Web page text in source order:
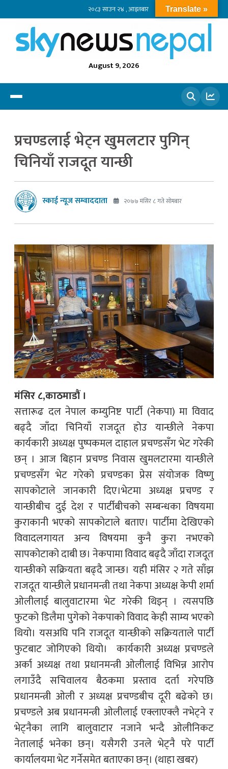
२०८३ साउन २४ , आइतबार
August 9, 2026
प्रचण्डलाई भेट्न खुमलटार पुगिन्
चिनियाँ राजदूत यान्छी
स्काई न्यूज सम्वाददाता २०७७ मंसिर ८ गते सोमबार
मंसिर ८,काठमाडौं ।
सत्तारूढ दल नेपाल कम्युनिष्ट पार्टी (नेकपा) मा विवाद
बढ्दै जाँदा चिनियाँ राजदूत होउ यान्छीले नेकपा
कार्यकारी अध्यक्ष पुष्पकमल दाहाल प्रचण्डसँग भेट गरेकी
छन् । आज बिहान प्रचण्ड निवास खुमलटारमा यान्छीले
प्रचण्डसँग भेट गरेको प्रचण्डका प्रेस संयोजक विष्णु
सापकोटाले जानकारी दिए।भेटमा अध्यक्ष प्रचण्ड र
यान्छीबीच दुई देश र पार्टीबीचको सम्बन्धका विषयमा
कुराकानी भएको सापकोटाले बताए। पार्टीमा देखिएको
विवादलगायत अन्य विषयमा कुनै कुरा नभएको
सापकोटाको दाबी छ। नेकपामा विवाद बढ्दै जाँदा राजदूत
यान्छीको सक्रियता बढ्दै जान्छ। यही मंसिर २ गते साँझ
राजदूत यान्छीले प्रधानमन्त्री तथा नेकपा अध्यक्ष केपी शर्मा
ओलीलाई बालुवाटारमा भेट गरेकी थिइन् । त्यसपछि
फुटको डिलैमा पुगेको नेकपाको विवाद केही साम्य भएको
थियो। यसअघि पनि राजदूत यान्छीको सक्रियताले पार्टी
फुटबाट जोगिएको थियो। कार्यकारी अध्यक्ष प्रचण्डले
अर्का अध्यक्ष तथा प्रधानमन्त्री ओलीलाई विभिन्न आरोप
लगाउँदै सचिवालय बैठकमा प्रस्ताव दर्ता गरेपछि
प्रधानमन्त्री ओली र अध्यक्ष प्रचण्डबीच दूरी बढेको छ।
प्रचण्डले अब प्रधानमन्त्री ओलीलाई एक्लाएक्लै नभेट्ने र
भेट्नैका लागि बालुवाटार नजाने भन्दै ओलीनिकट
नेतालाई भनेका छन्। यसैगरी उनले भेट्नै परे पार्टी
कार्यालयमा भेट गर्नेसमेत बताएका छन्। (थाहा खबर)
Translate »